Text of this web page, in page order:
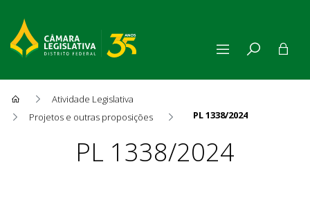
Atividade Legislativa
Projetos e outras proposições
PL 1338/2024
ProposiçãoPL 1338/2024